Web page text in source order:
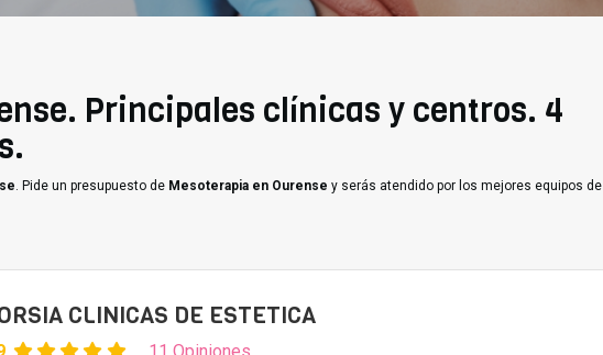
Principales clínicas y centros. 4
. Pide un presupuesto de Mesoterapia en Ourense y serás atendido por los mejores equipos de
CLINICAS DE ESTETICA